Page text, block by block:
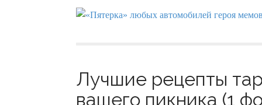
Лучшие рецепты
вашего пикника (1